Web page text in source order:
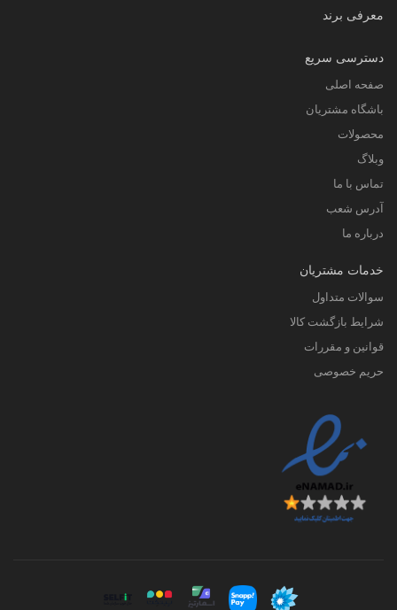
معرفی برند
دسترسی سریع
صفحه اصلی
باشگاه مشتریان
محصولات
وبلاگ
تماس با ما
آدرس شعب
درباره ما
خدمات مشتریان
سوالات متداول
شرایط بازگشت کالا
قوانین و مقررات
حریم خصوصی